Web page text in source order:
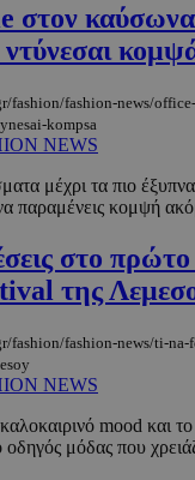
στον
fashion/fashion-news/
kompsa
NEWS
μέχρι τα πιο
παραμένεις κομψή
στο
της
fashion/fashion-news/ti-na-
NEWS
mood και
οδηγός μόδας που